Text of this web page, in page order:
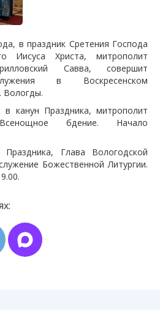
в праздник Сретения Господа
Иисуса Христа, митрополит
Савва, совершит
в Воскресенском
Вологды.
канун Праздника, митрополит
бдение. Начало
Глава Вологодской
Божественной Литургии.